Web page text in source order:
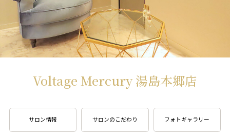
Voltage Mercury 湯島本郷店
サロン情報 サロンのこだわり フォトギャラリー